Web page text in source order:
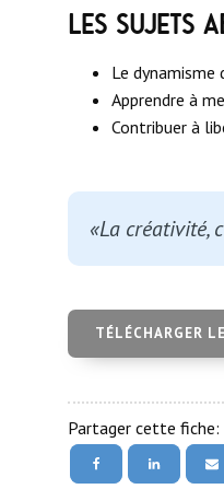
Les sujets
Le dynamisme
Apprendre à
Contribuer à
«La créativité,
TÉLÉCHARGER
Partager cette fiche: